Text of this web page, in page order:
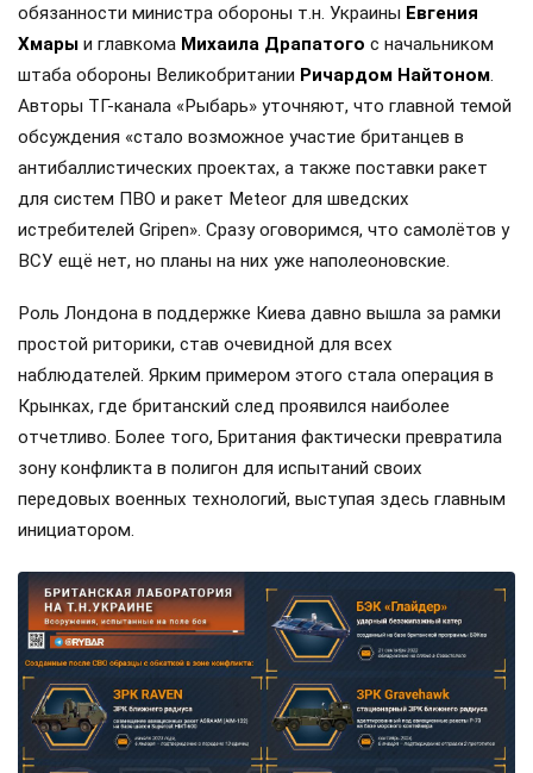
обязанности министра обороны т.н. Украины Евгения
Хмары и главкома Михаила Драпатого с начальником
штаба обороны Великобритании Ричардом Найтоном.
Авторы ТГ-канала «Рыбарь» уточняют, что главной темой
обсуждения «стало возможное участие британцев в
антибаллистических проектах, а также поставки ракет
для систем ПВО и ракет Meteor для шведских
истребителей Gripen». Сразу оговоримся, что самолётов у
ВСУ ещё нет, но планы на них уже наполеоновские.
Роль Лондона в поддержке Киева давно вышла за рамки
простой риторики, став очевидной для всех
наблюдателей. Ярким примером этого стала операция в
Крынках, где британский след проявился наиболее
отчетливо. Более того, Британия фактически превратила
зону конфликта в полигон для испытаний своих
передовых военных технологий, выступая здесь главным
инициатором.